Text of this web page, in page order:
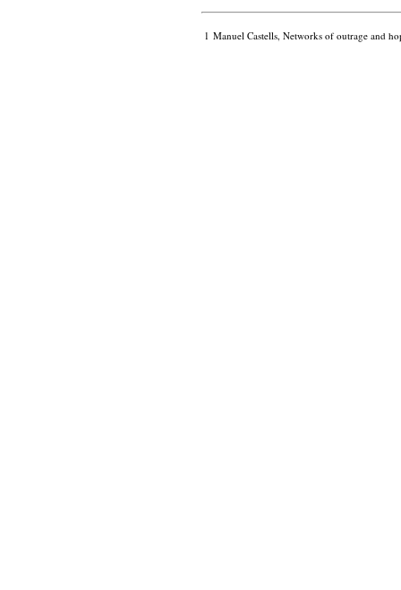
1 Manuel Castells, Networks of outrage and